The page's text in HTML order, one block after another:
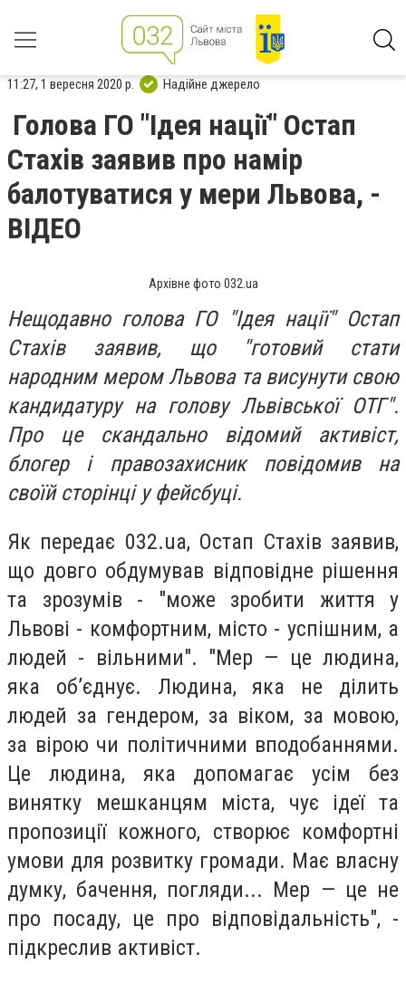
11:27, 1 вересня 2020 р. Надійне джерело
Голова ГО "Ідея нації" Остап
Стахів заявив про намір
балотуватися у мери Львова, -
ВІДЕО
Архівне фото 032.ua
Нещодавно голова ГО "Ідея нації" Остап
Стахів заявив, що "готовий стати
народним мером Львова та висунути свою
кандидатуру на голову Львівської ОТГ".
Про це скандально відомий активіст,
блогер і правозахисник повідомив на
своїй сторінці у фейсбуці.
Як передає 032.ua, Остап Стахів заявив,
що довго обдумував відповідне рішення
та зрозумів - "може зробити життя у
Львові - комфортним, місто - успішним, а
людей - вільними". "Мер — це людина,
яка об’єднує. Людина, яка не ділить
людей за гендером, за віком, за мовою,
за вірою чи політичними вподобаннями.
Це людина, яка допомагає усім без
винятку мешканцям міста, чує ідеї та
пропозиції кожного, створює комфортні
умови для розвитку громади. Має власну
думку, бачення, погляди... Мер — це не
про посаду, це про відповідальність", -
підкреслив активіст.